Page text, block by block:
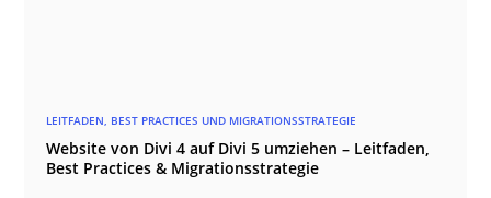
LEITFADEN, BEST PRACTICES UND MIGRATIONSSTRATEGIE
Website von Divi 4 auf Divi 5 umziehen – Leitfaden,
Best Practices & Migrationsstrategie